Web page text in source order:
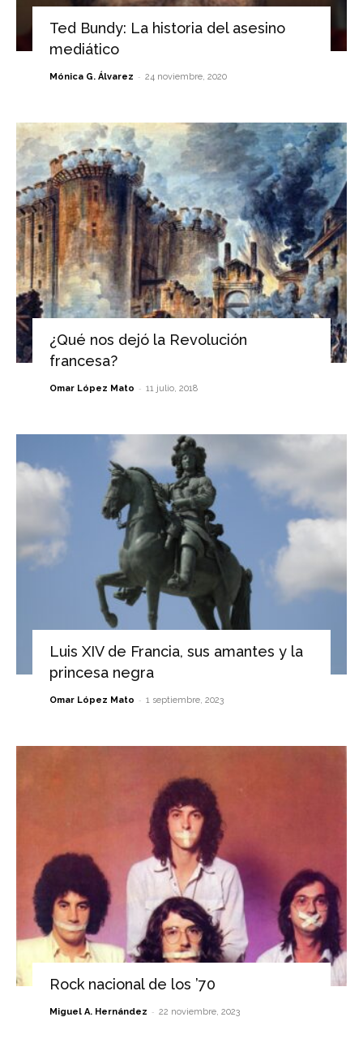
Ted Bundy: La historia del asesino
mediático
Mónica G. Álvarez - 24 noviembre, 2020
¿Qué nos dejó la Revolución
francesa?
Omar López Mato - 11 julio, 2018
Luis XIV de Francia, sus amantes y la
princesa negra
Omar López Mato - 1 septiembre, 2023
Rock nacional de los ’70
Miguel A. Hernández - 22 noviembre, 2023